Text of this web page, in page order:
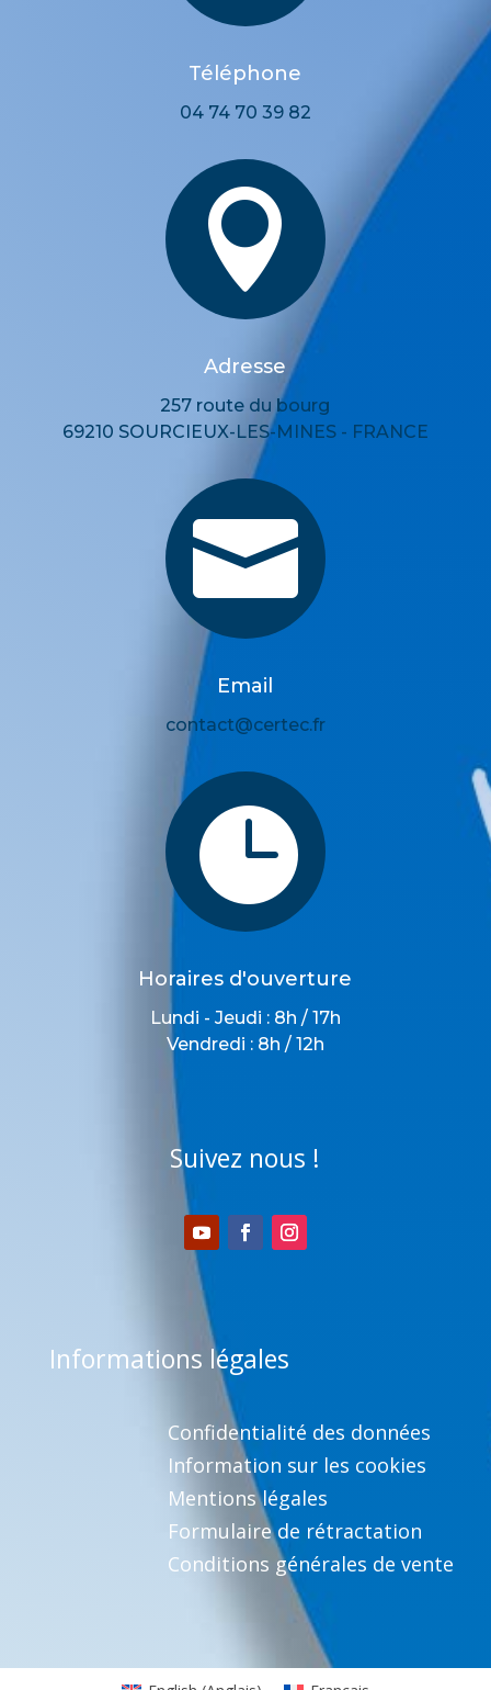
Téléphone
04 74 70 39 82

Adresse
257 route du bourg
69210 SOURCIEUX-LES-MINES - FRANCE

Email
contact@certec.fr

Horaires d'ouverture
Lundi - Jeudi : 8h / 17h
Vendredi : 8h / 12h
Suivez nous !
Informations légales
Confidentialité des données
Information sur les cookies
Mentions légales
Formulaire de rétractation
Conditions générales de vente